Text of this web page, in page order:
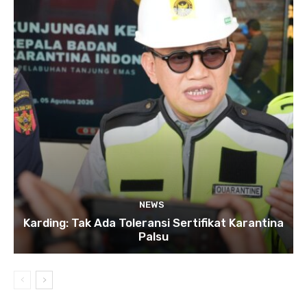
NEWS
Karding: Tak Ada Toleransi Sertifikat Karantina
Palsu